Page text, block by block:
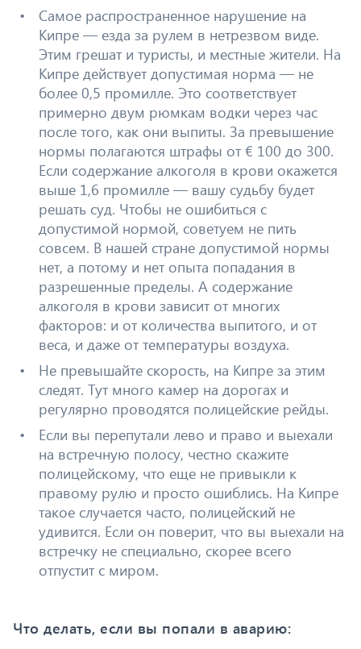
Самое распространенное нарушение на
Кипре — езда за рулем в нетрезвом виде.
Этим грешат и туристы, и местные жители. На
Кипре действует допустимая норма — не
более 0,5 промилле. Это соответствует
примерно двум рюмкам водки через час
после того, как они выпиты. За превышение
нормы полагаются штрафы от € 100 до 300.
Если содержание алкоголя в крови окажется
выше 1,6 промилле — вашу судьбу будет
решать суд. Чтобы не ошибиться с
допустимой нормой, советуем не пить
совсем. В нашей стране допустимой нормы
нет, а потому и нет опыта попадания в
разрешенные пределы. А содержание
алкоголя в крови зависит от многих
факторов: и от количества выпитого, и от
веса, и даже от температуры воздуха.
Не превышайте скорость, на Кипре за этим
следят. Тут много камер на дорогах и
регулярно проводятся полицейские рейды.
Если вы перепутали лево и право и выехали
на встречную полосу, честно скажите
полицейскому, что еще не привыкли к
правому рулю и просто ошиблись. На Кипре
такое случается часто, полицейский не
удивится. Если он поверит, что вы выехали на
встречку не специально, скорее всего
отпустит с миром.
Что делать, если вы попали в аварию: